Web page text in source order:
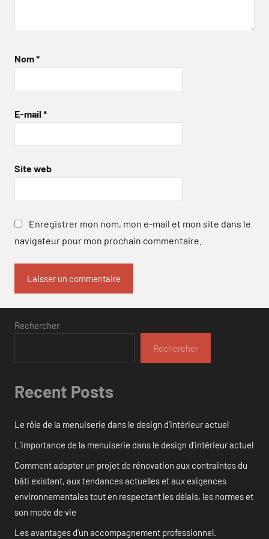
Nom*
E-mail *
Site web
Enregistrer mon nom, mon e-mail et mon site dans le
navigateur pour mon prochain commentaire.
Rechercher
Rechercher
Recent Posts
Le rôle de la menuiserie dans le design d’intérieur actuel
L’importance de la menuiserie dans le design d’intérieur actuel
Comment adapter un projet de rénovation aux contraintes du
bâti existant, aux tendances actuelles et aux exigences
environnementales tout en respectant les délais, les normes et
son mode de vie
Les avantages d’un accompagnement professionnel.